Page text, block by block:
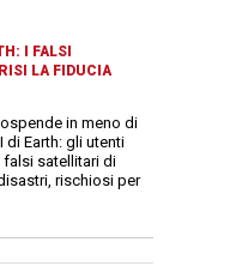
I FALSI
LA FIDUCIA
in meno di
di Earth: gli utenti
falsi satellitari di
rischiosi per